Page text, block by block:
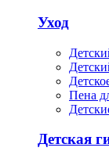
Уход
Пена
Детская